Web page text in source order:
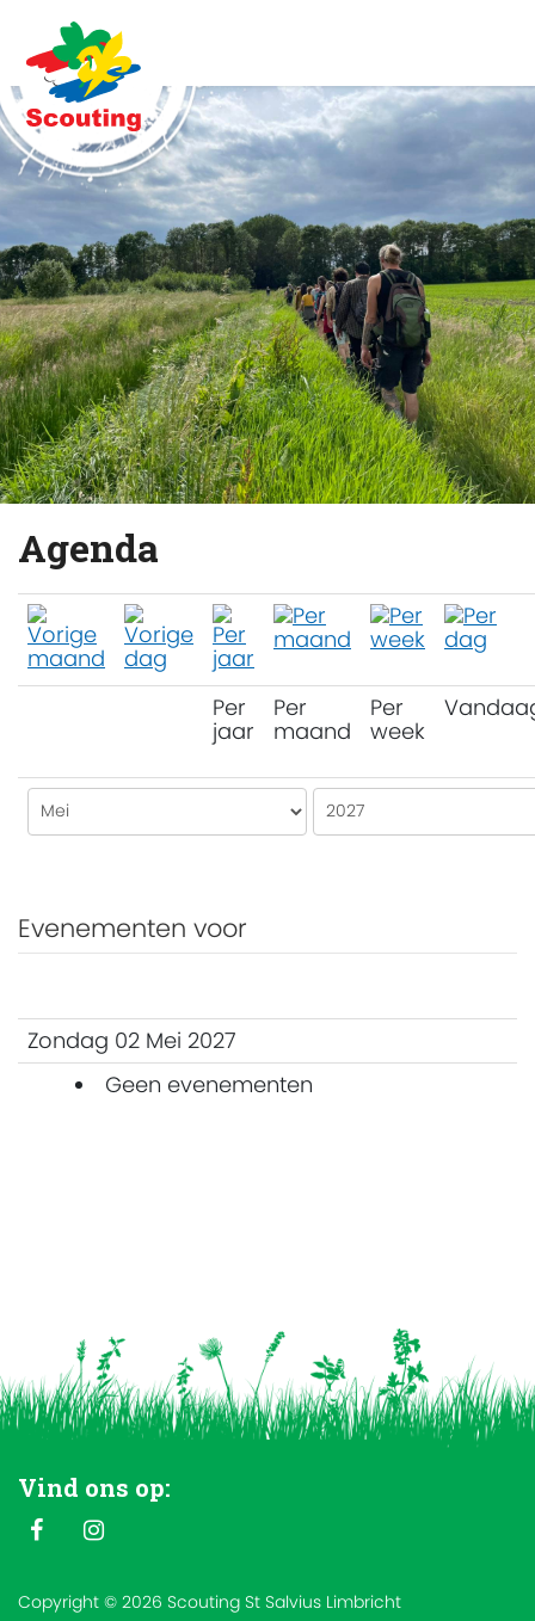
Agenda
Per
jaar
Per
maand
Per
week
Evenementen voor
Zondag 02 Mei 2027
Geen evenementen
Vind ons op:
Copyright © 2026 Scouting St Salvius Limbricht